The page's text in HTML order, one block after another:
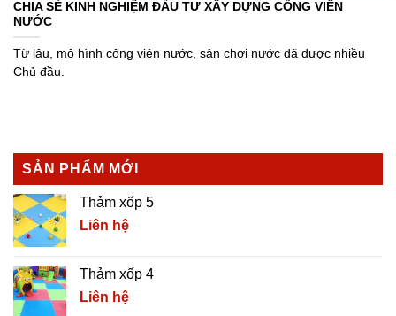
SẢN PHẨM MỚI
Thảm xốp 5
Liên hệ
Thảm xốp 4
Liên hệ
CHIA SẺ KINH NGHIỆM ĐẦU TƯ XÂY DỰNG CÔNG VIÊN
NƯỚC
Từ lâu, mô hình công viên nước, sân chơi nước đã được nhiều
Chủ đầu.